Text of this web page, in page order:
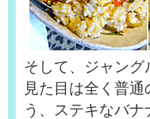
そして、ジャング
見た目は全く普
う、ステキなバナ